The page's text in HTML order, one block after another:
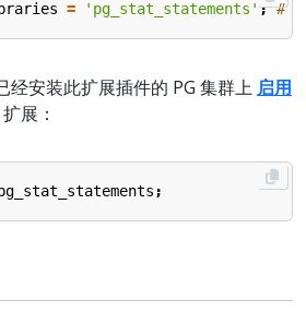
= 'pg_stat_statements'; #
经安装此扩展插件的 PG 集群上 启用
扩展：
;